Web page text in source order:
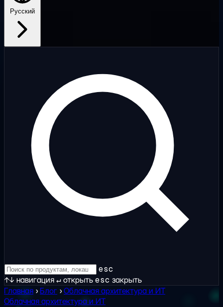
Русский
esc
↑↓ навигация↵открытьesc закрыть
Главная ›Блог ›Облачная архитектура и ИТ
Облачная архитектура и ИТ